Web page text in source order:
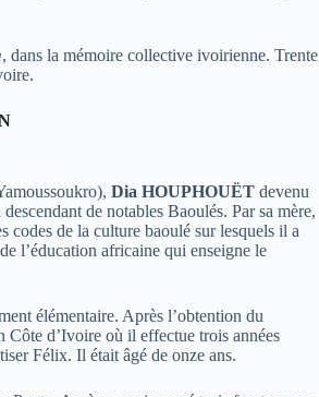
, dans la mémoire collective ivoirienne. Trente
Dia HOUPHOUËT devenu
de notables Baoulés. Par sa mère,
codes de la culture baoulé sur lesquels il a
l’éducation africaine qui enseigne le
élémentaire. Après l’obtention du
d’Ivoire où il effectue trois années
Félix. Il était âgé de onze ans.